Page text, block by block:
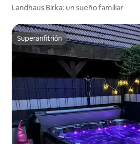
Landhaus Birka: un sueño familiar
Superanfitrión
Superanfitrión